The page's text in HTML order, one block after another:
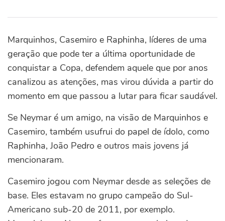
Marquinhos, Casemiro e Raphinha, líderes de uma
geração que pode ter a última oportunidade de
conquistar a Copa, defendem aquele que por anos
canalizou as atenções, mas virou dúvida a partir do
momento em que passou a lutar para ficar saudável.
Se Neymar é um amigo, na visão de Marquinhos e
Casemiro, também usufrui do papel de ídolo, como
Raphinha, João Pedro e outros mais jovens já
mencionaram.
Casemiro jogou com Neymar desde as seleções de
base. Eles estavam no grupo campeão do Sul-
Americano sub-20 de 2011, por exemplo.